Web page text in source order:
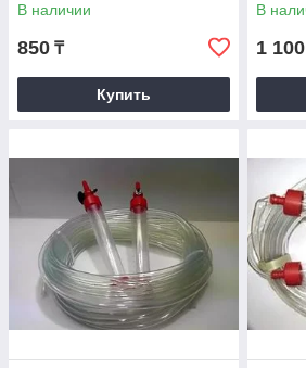
В наличии
850 ₸
Купить
В
1 100